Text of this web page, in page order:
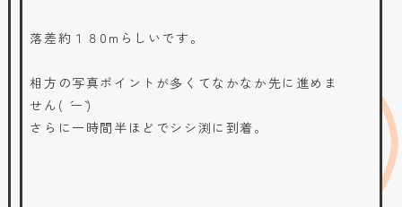
落差約１８0mらしいです。
相方の写真ポイントが多くてなかなか先に進めま
せん( ´ー`)
さらに一時間半ほどでシシ渕に到着。